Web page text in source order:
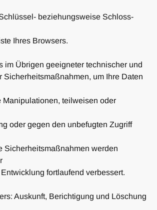
beziehungsweise Schloss-
Ihres Browsers.
im Übrigen geeigneter technischer und
Sicherheitsmaßnahmen, um Ihre Daten
Manipulationen, teilweisen oder
oder gegen den unbefugten Zugriff
Sicherheitsmaßnahmen werden
fortlaufend verbessert.
Auskunft, Berichtigung und Löschung